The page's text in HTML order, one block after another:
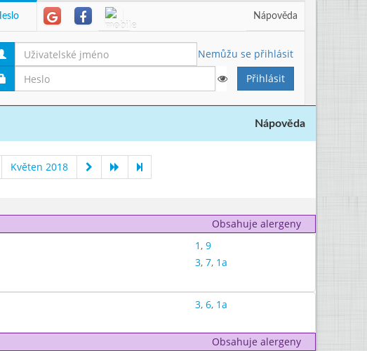
Nápověda
Nemůžu se přihlásit
Nápověda
Květen 2018
Obsahuje alergeny
1, 9
3, 7, 1a
3, 6, 1a
Obsahuje alergeny